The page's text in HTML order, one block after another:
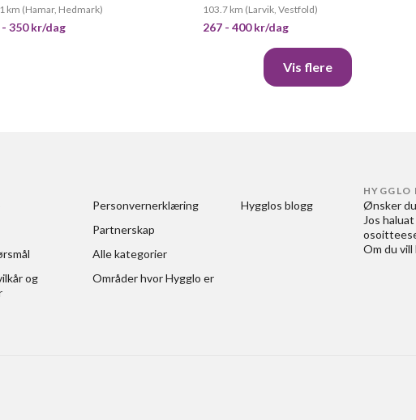
km (Hamar, Hedmark)
- 350 kr/dag
103.7 km (Larvik, Vestfold)
267 - 400 kr/dag
Vis flere
og
Personvernerklæring
Partnerskap
Alle kategorier
Områder hvor Hygglo er
Hygglos blogg
HYGGLO
Ønsker
Jos haluat
Om du vill